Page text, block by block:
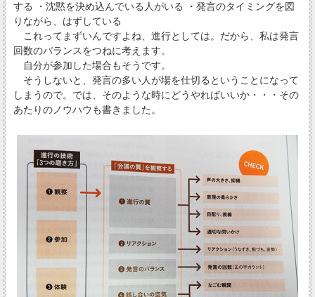
する ・沈黙を決め込んでいる人がいる ・発言のタイミングを図
りながら、はずしている
これってまずいんですよね、進行としては。だから、私は発言
回数のバランスをつねに考えます。
自分が参加した場合もそうです。
そうしないと、発言の多い人が場を仕切るということになって
しまうので。では、そのような時にどうやればいいか・・・その
あたりのノウハウも書きました。